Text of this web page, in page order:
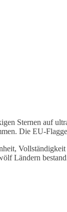
Sternen auf
Die EU-
Ländern